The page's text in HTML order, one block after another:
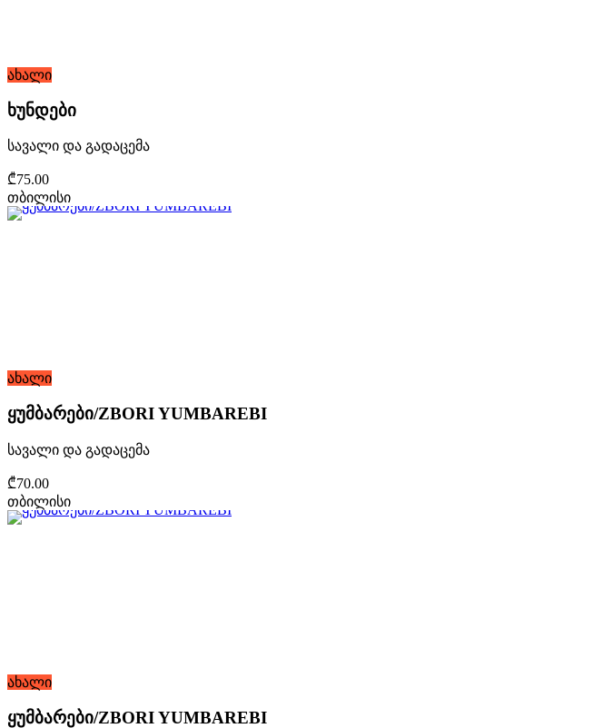
ახალი
ხუნდები
სავალი და გადაცემა
₾75.00
თბილისი
ახალი
ყუმბარები/ZBORI YUMBAREBI
სავალი და გადაცემა
₾70.00
თბილისი
ახალი
ყუმბარები/ZBORI YUMBAREBI